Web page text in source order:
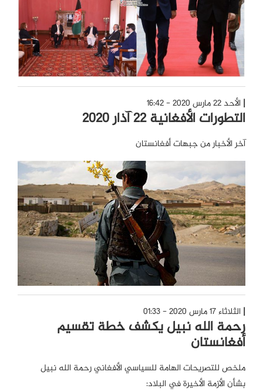
الأحد 22 مارس 2020 - 16:42
التطورات الأفغانية 22 آذار 2020
آخر الأخبار من جبهات أفغانستان
الثلاثاء 17 مارس 2020 - 01:33
رحمة الله نبيل يكشف خطة تقسيم
أفغانستان
ملخص للتصريحات الهامة للسياسي الأفغاني رحمة الله نبيل
بشأن الأزمة الأخيرة في البلاد: